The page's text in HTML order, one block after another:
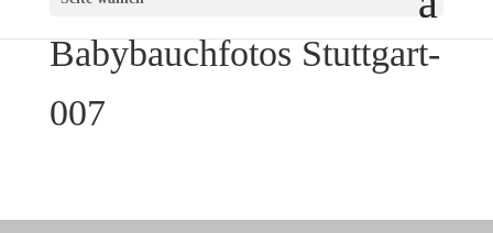
Babybauchfotos Stuttgart-
007